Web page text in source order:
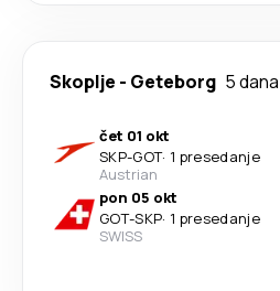
Skoplje - Geteborg 5 dana
čet 01 okt
SKP-GOT· 1 presedanje
Austrian
pon 05 okt
GOT-SKP· 1 presedanje
SWISS